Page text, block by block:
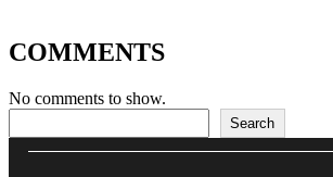
COMMENTS
No comments to show.
Search